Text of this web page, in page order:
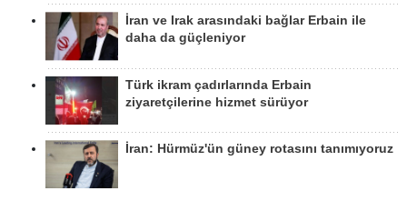
İran ve Irak arasındaki bağlar Erbain ile
daha da güçleniyor
Türk ikram çadırlarında Erbain
ziyaretçilerine hizmet sürüyor
İran: Hürmüz'ün güney rotasını tanımıyoruz